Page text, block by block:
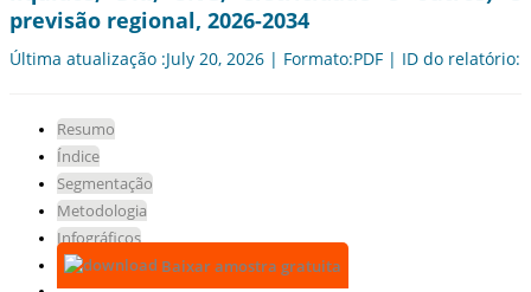
previsão regional, 2026-2034
Última atualização :July 20, 2026 | Formato:PDF | ID do relatório:
Resumo
Índice
Segmentação
Metodologia
Infográficos
Baixar amostra gratuita